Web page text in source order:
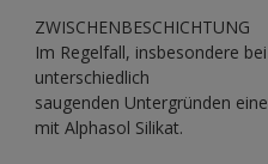
ZWISCHENBESCHICHTUNG
Im Regelfall, insbesondere
unterschiedlich
saugenden Untergründen
mit Alphasol Silikat.